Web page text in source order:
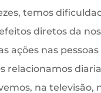
temos
diretos da
ações nas
relacionamos
na televisão,